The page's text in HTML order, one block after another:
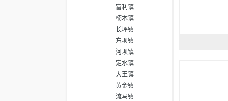
富利镇
楠木镇
长坪镇
东坝镇
河坝镇
定水镇
大王镇
黄金镇
流马镇